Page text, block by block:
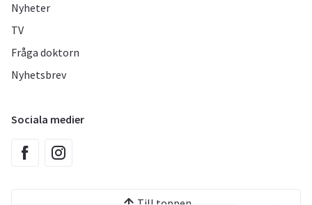
Nyheter
TV
Fråga doktorn
Nyhetsbrev
Sociala medier